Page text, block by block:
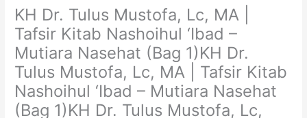
KH Dr. Tulus Mustofa, Lc, MA |
Tafsir Kitab Nashoihul ‘Ibad –
Mutiara Nasehat (Bag 1)KH Dr.
Tulus Mustofa, Lc, MA | Tafsir Kitab
Nashoihul ‘Ibad – Mutiara Nasehat
(Bag 1)KH Dr. Tulus Mustofa, Lc,